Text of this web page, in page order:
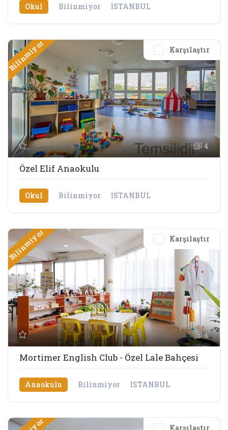
Okul Bilinmiyor İSTANBUL
Karşılaştır
Bilinmiyor
4
Özel Elif Anaokulu
Okul Bilinmiyor İSTANBUL
Karşılaştır
Bilinmiyor
4
Mortimer English Club - Özel Lale Bahçesi
Anaokulu Bilinmiyor İSTANBUL
Karşılaştır